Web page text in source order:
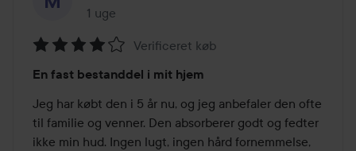
1 uge
Posten blev oprettet 1 uge
4
ud
af
5
Verificeret køb
En fast bestanddel i mit hjem
Jeg har købt den i 5 år nu, og jeg anbefaler den ofte
til familie og venner. Den absorberer godt og fedter
ikke min hud. Ingen lugt, ingen hård fornemmelse,